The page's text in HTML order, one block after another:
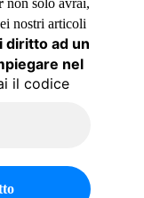
non solo avrai,
nostri articoli
diritto ad un
nel
il codice